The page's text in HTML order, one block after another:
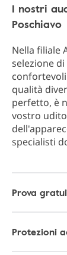
I nostri
Poschiavo
Nella filiale
selezione
qualità
perfetto, è
vostro
specialisti
Prova
Protezioni